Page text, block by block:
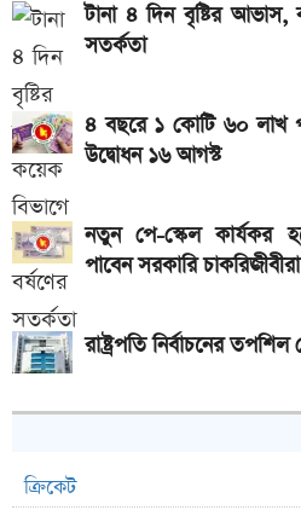
টানা ৪ দিন বৃষ্টির আভাস,
সতর্কতা
৪ বছরে ১ কোটি ৬০ লাখ
উদ্বোধন ১৬ আগস্ট
নতুন পে-স্কেল কার্যকর
পাবেন সরকারি চাকরিজীবীরা
রাষ্ট্রপতি নির্বাচনের
ক্রিকেট